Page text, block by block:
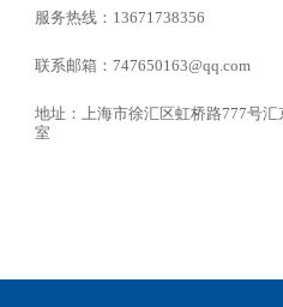
服务热线：13671738356
联系邮箱：747650163@qq.com
地址：上海市徐汇区虹桥路777号汇
室